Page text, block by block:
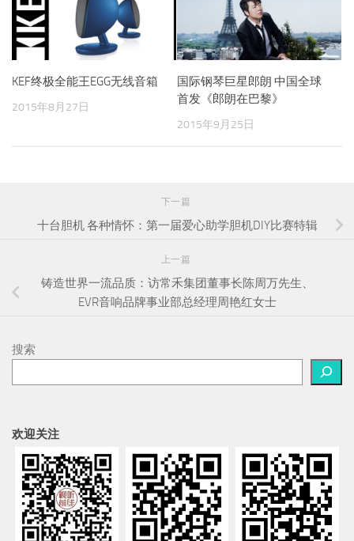
KEF终极全能王EGG无线音箱
2015年8月27日
国际钢琴巨星郎朗 中国全球
首发《郎朗在巴黎》
2015年9月25日
下一篇
十台胆机 各种情怀：第一届爱心助学胆机DIY比赛特辑
上一篇
铸造世界一流品质：访常禾集团董事长陈周万先生、
EVR音响品牌事业部总经理周艳红女士
搜索
欢迎关注